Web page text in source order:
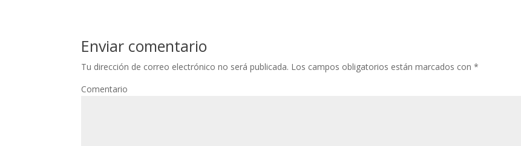
Enviar comentario
Tu dirección de correo electrónico no será publicada. Los campos obligatorios están marcados con*
Comentario